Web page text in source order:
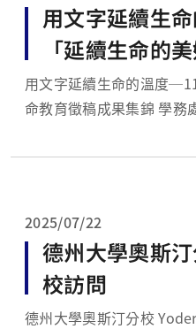
用文字延續生
「延續生命的
成果集錦
用文字延續生命的溫度
命教育徵稿成果集錦 學務處諮商輔導組 為深化校園生
意義，學務處諮商輔導組
2025/07/22
德州大學奧斯
校訪問
德州大學奧斯汀分校 Yoder 教授